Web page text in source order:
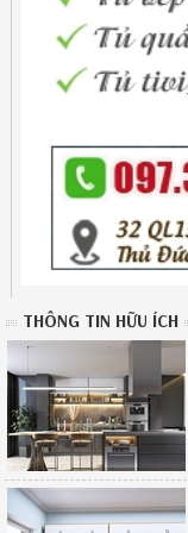
THÔNG TIN HỮU ÍCH